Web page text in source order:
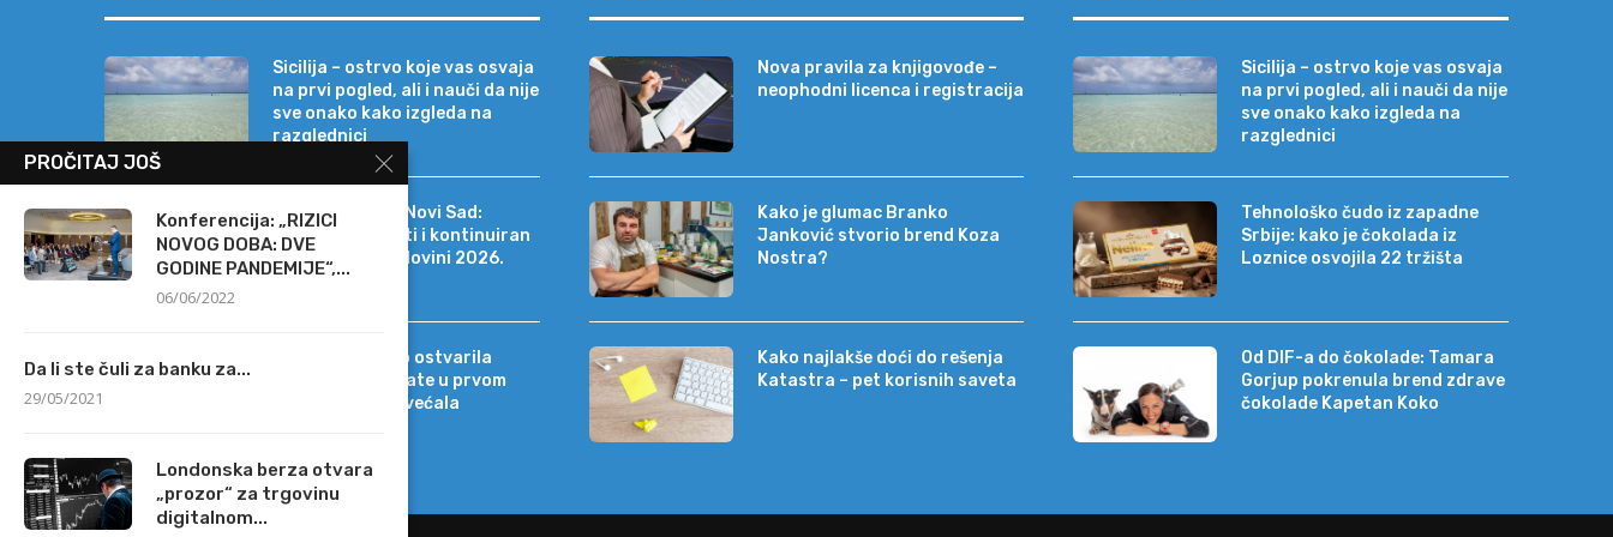
Sicilija – ostrvo koje vas osvaja
na prvi pogled, ali i nauči da nije
sve onako kako izgleda na
razglednici
Erste Bank a.d. Novi Sad:
Stabilni rezultati i kontinuiran
rast i u prvoj polovini 2026.
godine
Intesa Sanpaolo ostvarila
rekordne rezultate u prvom
polugodištu, povećala
Nova pravila za knjigovođe –
neophodni licenca i registracija
Kako je glumac Branko
Janković stvorio brend Koza
Nostra?
Kako najlakše doći do rešenja
Katastra – pet korisnih saveta
Sicilija – ostrvo koje vas osvaja
na prvi pogled, ali i nauči da nije
sve onako kako izgleda na
razglednici
Tehnološko čudo iz zapadne
Srbije: kako je čokolada iz
Loznice osvojila 22 tržišta
Od DIF-a do čokolade: Tamara
Gorjup pokrenula brend zdrave
čokolade Kapetan Koko
PROČITAJ JOŠ
Konferencija: „RIZICI
NOVOG DOBA: DVE
GODINE PANDEMIJE“,...
06/06/2022
Da li ste čuli za banku za...
29/05/2021
Londonska berza otvara
„prozor“ za trgovinu
digitalnom...